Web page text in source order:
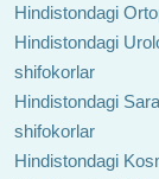
Hindistondagi
Hindistondagi
shifokorlar
Hindistondagi
shifokorlar
Hindistondagi